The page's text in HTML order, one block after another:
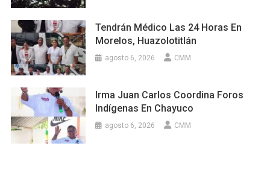
Tendrán Médico Las 24 Horas En
Morelos, Huazolotitlán
agosto 6, 2026 CMM
Irma Juan Carlos Coordina Foros
Indígenas En Chayuco
agosto 6, 2026 CMM